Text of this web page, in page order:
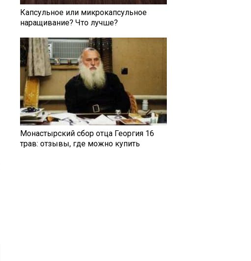
Капсульное или микрокапсульное
наращивание? Что лучше?
Монастырский сбор отца Георгия 16
трав: отзывы, где можно купить